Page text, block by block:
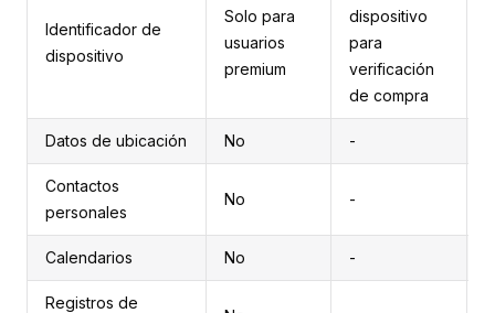
Identificador de
dispositivo
Solo para
usuarios
premium
dispositivo
para
verificación
de compra
Datos de ubicación No -
Contactos
personales
No -
Calendarios No -
Registros de